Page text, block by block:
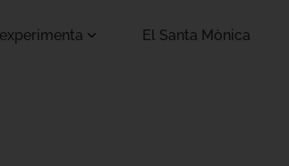
El Santa Mònica